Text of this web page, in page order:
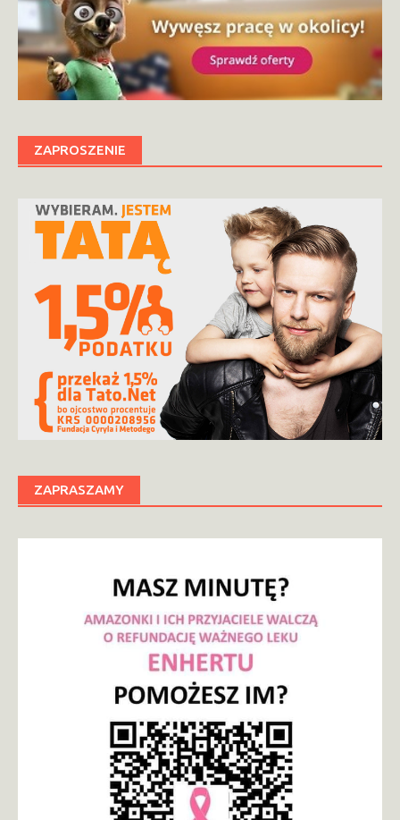
ZAPROSZENIE
ZAPRASZAMY